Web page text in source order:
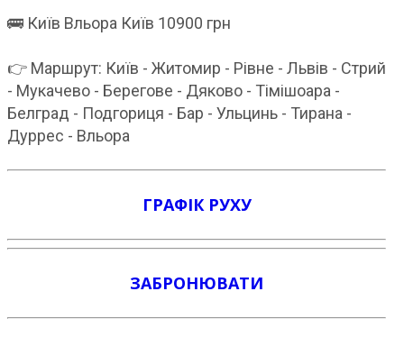
🚌 Київ Вльора Київ 10900 грн
👉 Маршрут: Київ - Житомир - Рівне - Львів - Стрий
- Мукачево - Берегове - Дяково - Тімішоара -
Белград - Подгориця - Бар - Ульцинь - Тирана -
Дуррес - Вльора
ГРАФІК РУХУ
ЗАБРОНЮВАТИ